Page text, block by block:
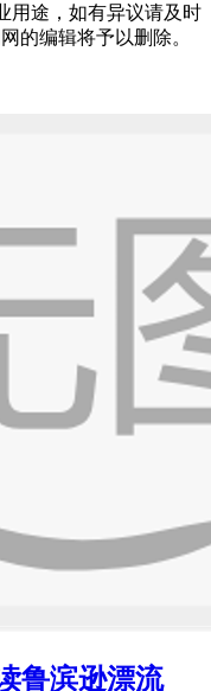
用途，如有异议请及时
的编辑将予以删除。
鲁滨逊漂流